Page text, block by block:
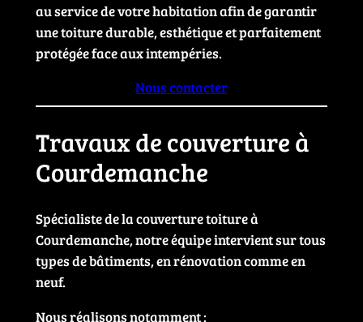
au service de votre habitation afin de garantir
une toiture durable, esthétique et parfaitement
protégée face aux intempéries.
Nous contacter
Travaux de couverture à
Courdemanche
Spécialiste de la couverture toiture à
Courdemanche, notre équipe intervient sur tous
types de bâtiments, en rénovation comme en
neuf.
Nous réalisons notamment :